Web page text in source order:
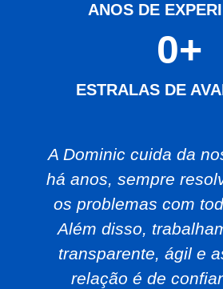
ANOS DE
ESTRALAS DE
0+
A Dominic cuida da
há anos, sempre
os problemas com
Além disso,
transparente, ágil e
relação é de